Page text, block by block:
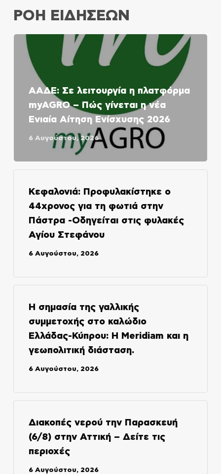
ΡΟΗ ΕΙΔΗΣΕΩΝ
ΑΑΔΕ: Σε λειτουργία η πλατφόρμα
myAGRO – Πώς γίνεται η νέα
Ενιαία Αίτηση Ενίσχυσης 2026
6 Αυγούστου, 2026
Κεφαλονιά: Προφυλακίστηκε ο
44χρονος για τη φωτιά στην
Πάστρα -Οδηγείται στις φυλακές
Αγίου Στεφάνου
6 Αυγούστου, 2026
Η σημασία της γαλλικής
συμμετοχής στο καλώδιο
Ελλάδας-Κύπρου: Η Meridiam και η
γεωπολιτική διάσταση.
6 Αυγούστου, 2026
Διακοπές νερού την Παρασκευή
(6/8) στην Αττική – Δείτε τις
περιοχές
6 Αυγούστου, 2026